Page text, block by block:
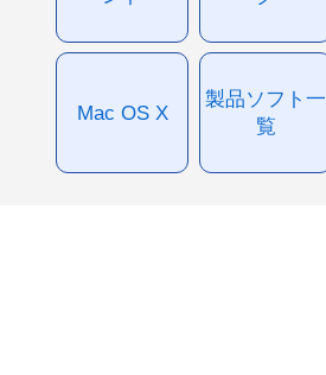
Mac OS X
製品ソフト一
覧